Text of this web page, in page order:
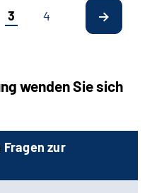
3 4
wenden Sie sich
zur